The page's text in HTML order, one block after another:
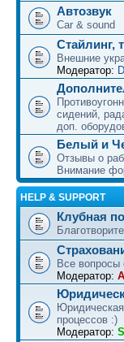
Автозвук
Car & sound
Стайлинг,
Внешние
Модератор:
сидений,
доп.
Белый и
Отзывы о
Внимание
HELP & SUPPORT
Клубная
Все вопросы
Модератор:
процессов :)
Модератор: